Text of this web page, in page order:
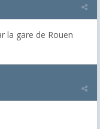
la gare de Rouen